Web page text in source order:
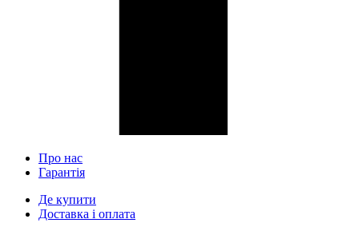
Про нас
Гарантія
Де купити
Доставка і оплата